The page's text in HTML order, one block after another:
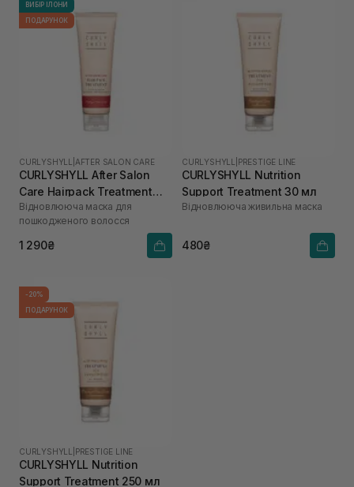
ВИБІР ІЛОНИ
ПОДАРУНОК
CURLYSHYLL AFTER SALON CARE
CURLYSHYLL After Salon
Care Hairpack Treatment
250 мл
Відновлююча маска для
пошкодженого волосся
1 290₴
CURLYSHYLL PRESTIGE LINE
CURLYSHYLL Nutrition
Support Treatment 30 мл
Відновлююча живильна маска
480₴
-20%
ПОДАРУНОК
CURLYSHYLL PRESTIGE LINE
CURLYSHYLL Nutrition
Support Treatment 250 мл